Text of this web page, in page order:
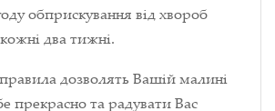
обприскування від хвороб
два тижні.
дозволять Вашій малині
прекрасно та радувати Вас